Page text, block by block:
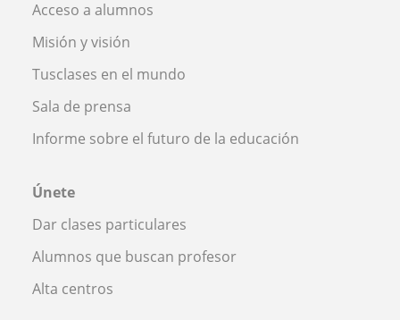
Acceso a alumnos
Misión y visión
Tusclases en el mundo
Sala de prensa
Informe sobre el futuro de la educación
Únete
Dar clases particulares
Alumnos que buscan profesor
Alta centros